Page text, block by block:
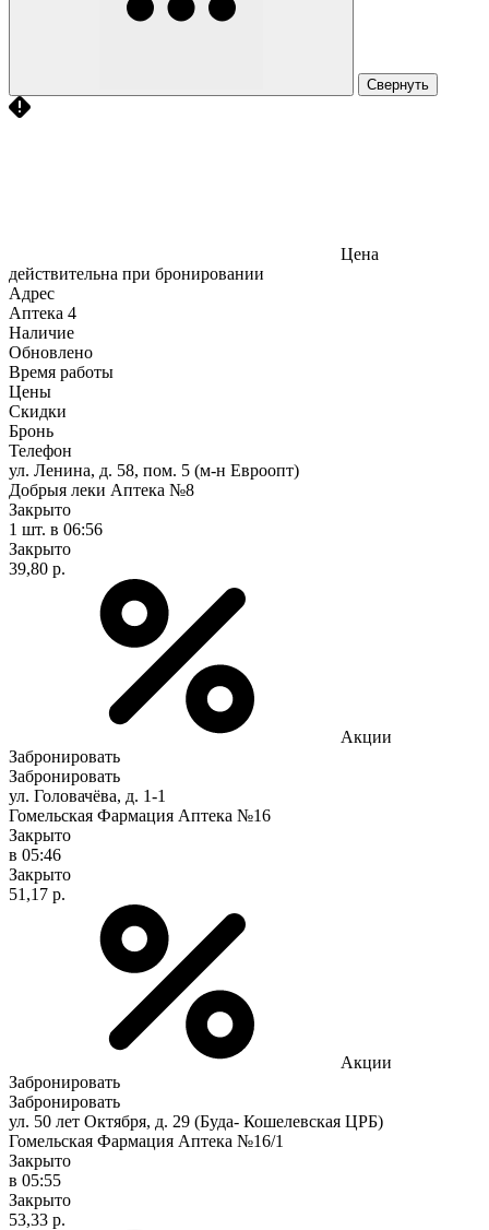
Свернуть
Цена
действительна при бронировании
Адрес
Аптека 4
Наличие
Обновлено
Время работы
Цены
Скидки
Бронь
Телефон
ул. Ленина, д. 58, пом. 5 (м-н Евроопт)
Добрыя леки Аптека №8
Закрыто
1 шт. в 06:56
Закрыто
39,80 р.
Акции
Забронировать
Забронировать
ул. Головачёва, д. 1-1
Гомельская Фармация Аптека №16
Закрыто
в 05:46
Закрыто
51,17 р.
Акции
Забронировать
Забронировать
ул. 50 лет Октября, д. 29 (Буда- Кошелевская ЦРБ)
Гомельская Фармация Аптека №16/1
Закрыто
в 05:55
Закрыто
53,33 р.